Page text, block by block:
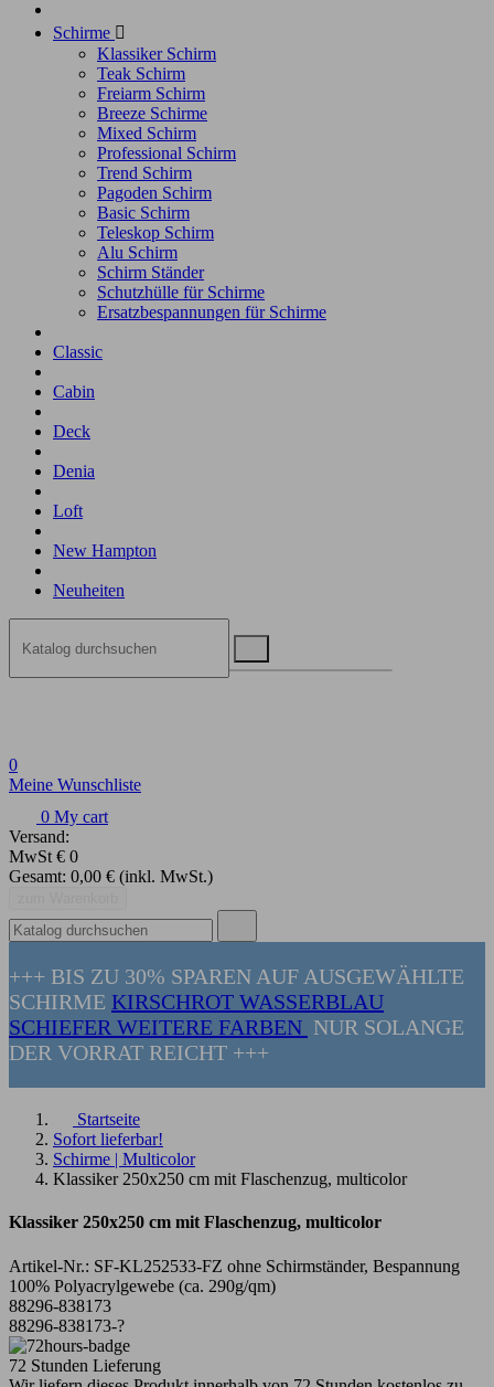
Schirme 
Klassiker Schirm
Teak Schirm
Freiarm Schirm
Breeze Schirme
Mixed Schirm
Professional Schirm
Trend Schirm
Pagoden Schirm
Basic Schirm
Teleskop Schirm
Alu Schirm
Schirm Ständer
Schutzhülle für Schirme
Ersatzbespannungen für Schirme
Classic
Cabin
Deck
Denia
Loft
New Hampton
Neuheiten
0
Meine Wunschliste
0 My cart
Versand:
MwSt € 0
Gesamt: 0,00 € (inkl. MwSt.)
+++ BIS ZU 30% SPAREN AUF AUSGEWÄHLTE
SCHIRME KIRSCHROT WASSERBLAU
SCHIEFER WEITERE FARBEN NUR SOLANGE
DER VORRAT REICHT +++
Startseite
Sofort lieferbar!
Schirme | Multicolor
Klassiker 250x250 cm mit Flaschenzug, multicolor
Klassiker 250x250 cm mit Flaschenzug, multicolor
Artikel-Nr.: SF-KL252533-FZ ohne Schirmständer, Bespannung
100% Polyacrylgewebe (ca. 290g/qm)
88296-838173
88296-838173-?
72 Stunden Lieferung